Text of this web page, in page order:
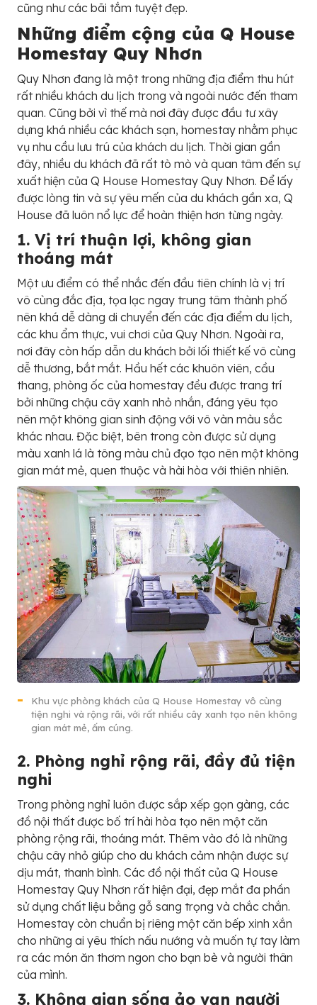
cũng như các bãi tắm tuyệt đẹp.
Những điểm cộng của Q House
Homestay Quy Nhơn
Quy Nhơn đang là một trong những địa điểm thu hút
rất nhiều khách du lịch trong và ngoài nước đến tham
quan. Cũng bởi vì thế mà nơi đây được đầu tư xây
dựng khá nhiều các khách sạn, homestay nhằm phục
vụ nhu cầu lưu trú của khách du lịch. Thời gian gần
đây, nhiều du khách đã rất tò mò và quan tâm đến sự
xuất hiện của Q House Homestay Quy Nhơn. Để lấy
được lòng tin và sự yêu mến của du khách gần xa, Q
House đã luôn nổ lực để hoàn thiện hơn từng ngày.
1. Vị trí thuận lợi, không gian
thoáng mát
Một ưu điểm có thể nhắc đến đầu tiên chính là vị trí
vô cùng đắc địa, tọa lạc ngay trung tâm thành phố
nên khá dễ dàng di chuyển đến các địa điểm du lịch,
các khu ẩm thực, vui chơi của Quy Nhơn. Ngoài ra,
nơi đây còn hấp dẫn du khách bởi lối thiết kế vô cùng
dễ thương, bắt mắt. Hầu hết các khuôn viên, cầu
thang, phòng ốc của homestay đều được trang trí
bởi những chậu cây xanh nhỏ nhắn, đáng yêu tạo
nên một không gian sinh động với vô vàn màu sắc
khác nhau. Đặc biệt, bên trong còn được sử dụng
màu xanh lá là tông màu chủ đạo tạo nên một không
gian mát mẻ, quen thuộc và hài hòa với thiên nhiên.
Khu vực phòng khách của Q House Homestay vô cùng
tiện nghi và rộng rãi, với rất nhiều cây xanh tạo nên không
gian mát mẻ, ấm cúng.
2. Phòng nghỉ rộng rãi, đầy đủ tiện
nghi
Trong phòng nghỉ luôn được sắp xếp gọn gàng, các
đồ nội thất được bố trí hài hòa tạo nên một căn
phòng rộng rãi, thoáng mát. Thêm vào đó là những
chậu cây nhỏ giúp cho du khách cảm nhận được sự
dịu mát, thanh bình. Các đồ nội thất của Q House
Homestay Quy Nhơn rất hiện đại, đẹp mắt đa phần
sử dụng chất liệu bằng gỗ sang trọng và chắc chắn.
Homestay còn chuẩn bị riêng một căn bếp xinh xắn
cho những ai yêu thích nấu nướng và muốn tự tay làm
ra các món ăn thơm ngon cho bạn bè và người thân
của mình.
3. Không gian sống ảo vạn người